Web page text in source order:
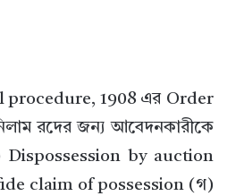
procedure, 1908 এর Order
রদের জন্য আবেদনকারীকে
Dispossession by auction
claim of possession (গ)